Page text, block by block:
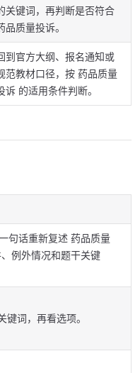
关键词，再判断是否符合
品质量投诉。
到官方大纲、报名通知或
范教材口径，按 药品质量
诉 的适用条件判断。
句话重新复述 药品质量
例外情况和题干关键
词，再看选项。